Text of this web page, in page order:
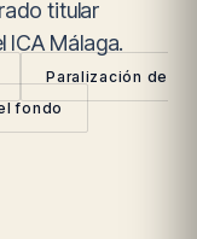
titular
Málaga.
Paralización de
fondo